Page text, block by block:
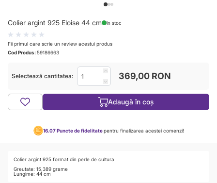
Colier argint 925 Eloise 44 cm în stoc
Fii primul care scrie un review acestui produs
Cod Produs:59186663
Selectează cantitatea: 369,00 RON
Adaugă în coș
16.07 Puncte de fidelitate pentru finalizarea acestei comenzi!
Colier argint 925 format din perle de cultura
Greutate: 15,389 grame
Lungime: 44 cm